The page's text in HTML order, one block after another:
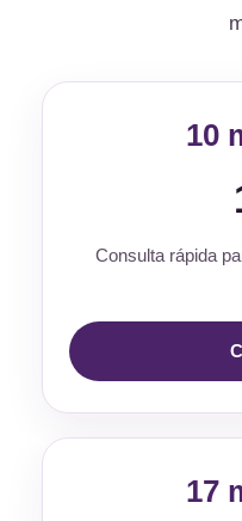
10
Consulta rápida
17